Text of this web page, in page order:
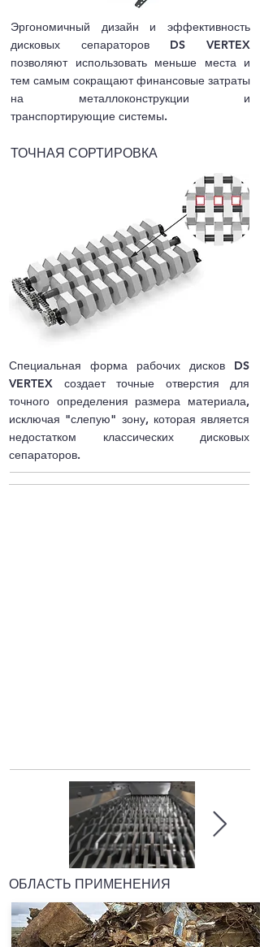
Эргономичный дизайн и эффективность
дисковых сепараторов DS VERTEX
позволяют использовать меньше места и
тем самым сокращают финансовые затраты
на металлоконструкции и
транспортирующие системы.
ТОЧНАЯ СОРТИРОВКА
Специальная форма рабочих дисков DS
VERTEX создает точные отверстия для
точного определения размера материала,
исключая "слепую" зону, которая является
недостатком классических дисковых
сепараторов.
ОБЛАСТЬ ПРИМЕНЕНИЯ